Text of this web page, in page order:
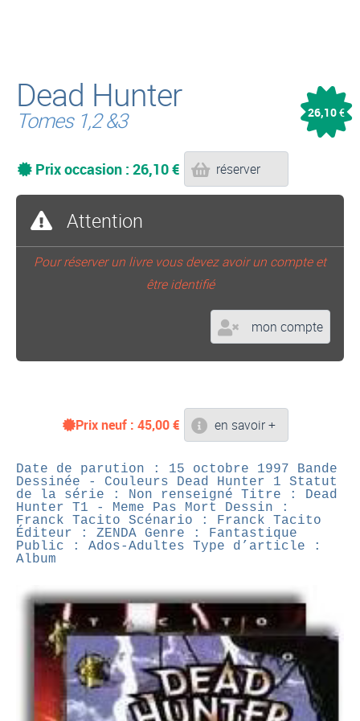
Dead Hunter
Tomes 1,2 &3 26,10€
Prix occasion : 26,10 € réserver
Attention
Pour réserver un livre vous devez avoir un compte et
être identifié
mon compte
Prix neuf : 45,00€ en savoir +
Date de parution : 15 octobre 1997 Bande
Dessinée - Couleurs Dead Hunter 1 Statut
de la série : Non renseigné Titre : Dead
Hunter T1 - Meme Pas Mort
Dessin :
Franck Tacito Scénario : Franck Tacito
Éditeur : ZENDA Genre : Fantastique
Public : Ados-Adultes Type d’article :
Album